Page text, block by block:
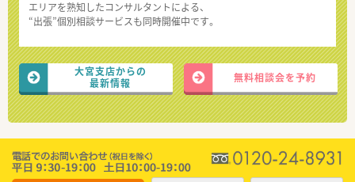
エリアを熟知したコンサルタントによる、
“出張”個別相談サービスも同時開催中です。
大宮支店からの
最新情報
無料相談会を予約